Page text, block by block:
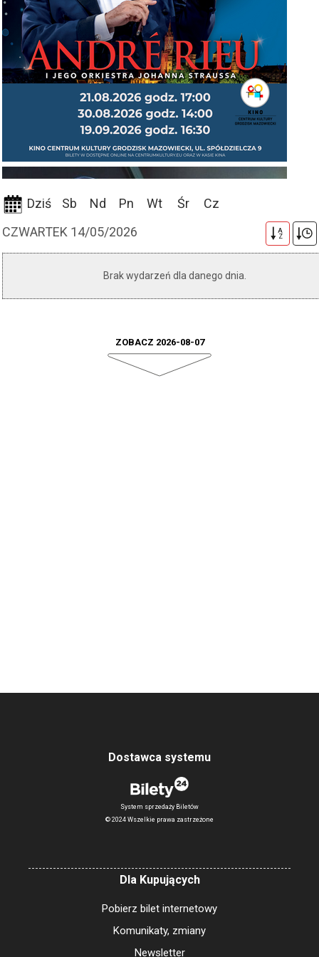
Dziś Sb Nd Pn Wt Śr
Cz
CZWARTEK 14/05/2026
A
Z
Brak wydarzeń dla danego dnia.
ZOBACZ 2026-08-07
Dostawca systemu
System sprzedaży Biletów
© 2024 Wszelkie prawa zastrzeżone
Dla Kupujących
Pobierz bilet internetowy
Komunikaty, zmiany
Newsletter